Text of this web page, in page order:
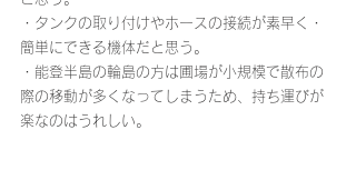
・タンクの取り付けやホースの接続が素早く・
簡単にできる機体だと思う。
・能登半島の輪島の方は圃場が小規模で散布の
際の移動が多くなってしまうため、持ち運びが
楽なのはうれしい。